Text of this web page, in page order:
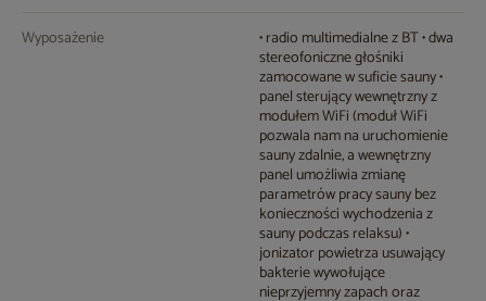
Wyposażenie • radio multimedialne z BT • dwa
stereofoniczne głośniki
zamocowane w suficie sauny •
panel sterujący wewnętrzny z
modułem WiFi (moduł WiFi
pozwala nam na uruchomienie
sauny zdalnie, a wewnętrzny
panel umożliwia zmianę
parametrów pracy sauny bez
konieczności wychodzenia z
sauny podczas relaksu) •
jonizator powietrza usuwający
bakterie wywołujące
nieprzyjemny zapach oraz